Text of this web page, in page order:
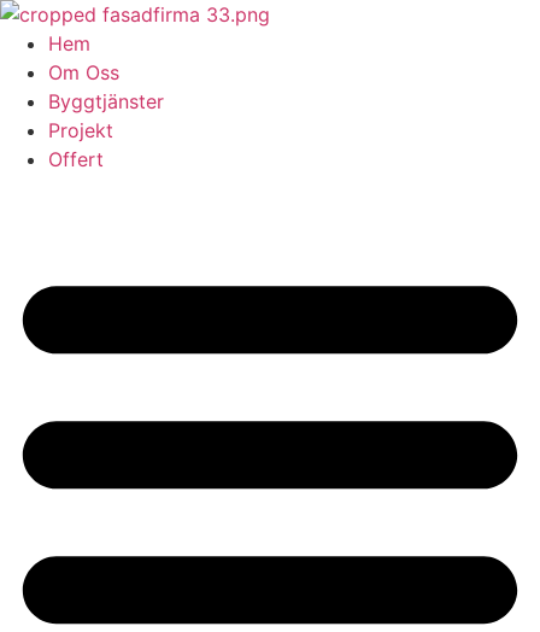
Skip
content
Hem
Om Oss
Byggtjänster
Projekt
Offert